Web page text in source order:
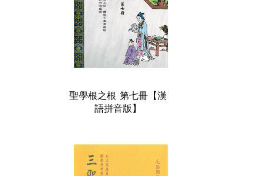
聖學根之根 第七冊【漢
語拼音版】